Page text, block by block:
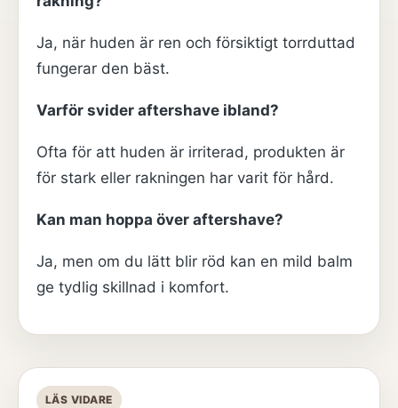
Ja, när huden är ren och försiktigt torrduttad
fungerar den bäst.
Varför svider aftershave ibland?
Ofta för att huden är irriterad, produkten är
för stark eller rakningen har varit för hård.
Kan man hoppa över aftershave?
Ja, men om du lätt blir röd kan en mild balm
ge tydlig skillnad i komfort.
LÄS VIDARE